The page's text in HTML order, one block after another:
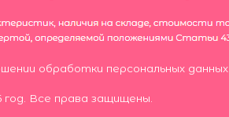
обработки персональных данных
год. Все права защищены.